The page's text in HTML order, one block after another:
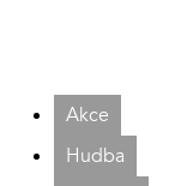
Akce
Hudba